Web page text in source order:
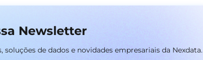
Newsletter
de dados e novidades empresariais da Nexdata.